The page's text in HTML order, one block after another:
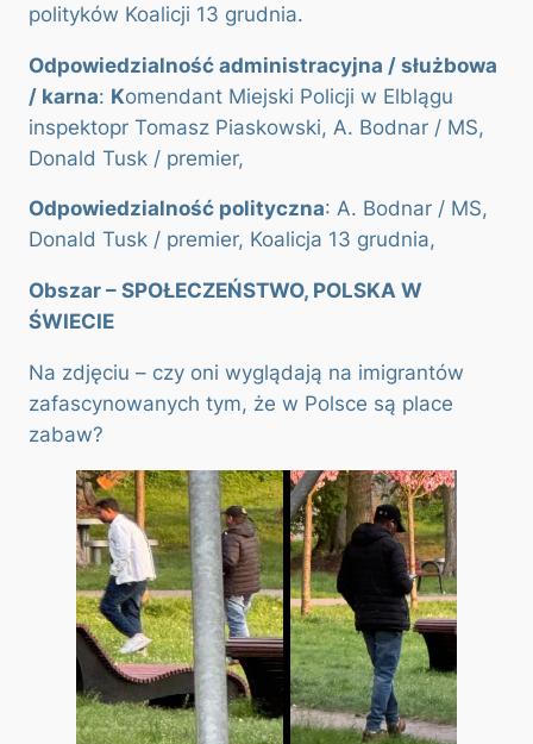
polityków Koalicji 13 grudnia.
Odpowiedzialność administracyjna / służbowa
/ karna: Komendant Miejski Policji w Elblągu
inspektopr Tomasz Piaskowski, A. Bodnar / MS,
Donald Tusk / premier,
Odpowiedzialność polityczna: A. Bodnar / MS,
Donald Tusk / premier, Koalicja 13 grudnia,
Obszar – SPOŁECZEŃSTWO, POLSKA W
ŚWIECIE
Na zdjęciu – czy oni wyglądają na imigrantów
zafascynowanych tym, że w Polsce są place
zabaw?